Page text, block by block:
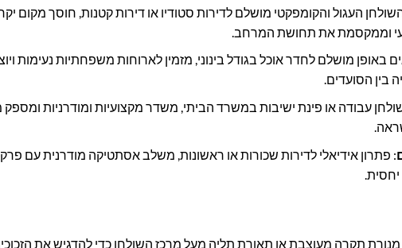
העגול והקומפקטי מושלם לדירות סטודיו או דירות קטנות, חוסך מקום
וממקסמת את תחושת המרחב.
באופן מושלם לחדר אוכל בגודל בינוני, מזמין לארוחות משפחתיות נעימות
בין הסועדים.
עבודה או פינת ישיבות במשרד הביתי, משדר מקצועיות ומודרניות ומספק
: פתרון אידיאלי לדירות שכורות או ראשונות, משלב אסתטיקה מודרנית עם
מנורת תקרה מעוצבת או תאורת תליה מעל מרכז השולחן כדי להדגיש את